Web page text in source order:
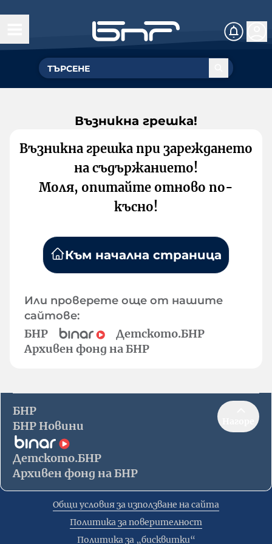
Възникна грешка!
Възникна грешка при зареждането
на съдържанието!
Моля, опитайте отново по-
късно!
Към начална страница
Или проверете още от нашите
сайтове:
БНР
Детското.БНР
Архивен фонд на БНР
БНР
БНР Новини
Детското.БНР
Архивен фонд на БНР
Общи условия за използване на сайта
Политика за поверителност
Политика за „бисквитки“